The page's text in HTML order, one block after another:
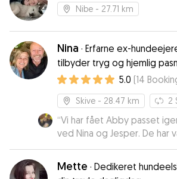
Nibe - 27.71 km
Nina · Erfarne ex-
tilbyder tryg og hjemlig
5.0 (14
Skive - 28.47 km 2
“Vi har fået Abby passet
ved Nina og Jesper. De
opdatere med billeder og
tydeligt de virkelig elsker at
“feriehundebørn” som
Mette · Dedikeret